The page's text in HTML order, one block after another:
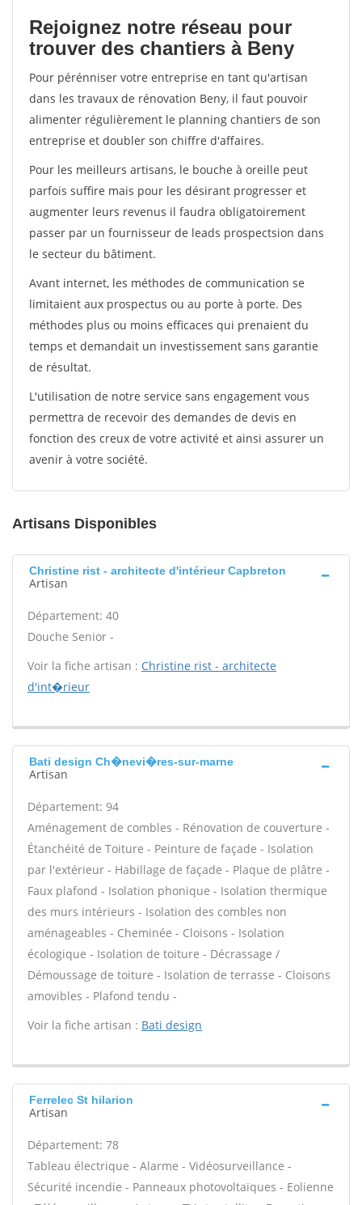
Rejoignez notre réseau pour
trouver des chantiers à Beny
Pour pérénniser votre entreprise en tant qu'artisan
dans les travaux de rénovation Beny, il faut pouvoir
alimenter régulièrement le planning chantiers de son
entreprise et doubler son chiffre d'affaires.
Pour les meilleurs artisans, le bouche à oreille peut
parfois suffire mais pour les désirant progresser et
augmenter leurs revenus il faudra obligatoirement
passer par un fournisseur de leads prospectsion dans
le secteur du bâtiment.
Avant internet, les méthodes de communication se
limitaient aux prospectus ou au porte à porte. Des
méthodes plus ou moins efficaces qui prenaient du
temps et demandait un investissement sans garantie
de résultat.
L'utilisation de notre service sans engagement vous
permettra de recevoir des demandes de devis en
fonction des creux de votre activité et ainsi assurer un
avenir à votre société.
Artisans Disponibles
Christine rist - architecte d'intérieur Capbreton
Artisan
Département: 40
Douche Senior -
Voir la fiche artisan : Christine rist - architecte
d'int�rieur
Bati design Ch�nevi�res-sur-marne
Artisan
Département: 94
Aménagement de combles - Rénovation de couverture -
Étanchéité de Toiture - Peinture de façade - Isolation
par l'extérieur - Habillage de façade - Plaque de plâtre -
Faux plafond - Isolation phonique - Isolation thermique
des murs intérieurs - Isolation des combles non
aménageables - Cheminée - Cloisons - Isolation
écologique - Isolation de toiture - Décrassage /
Démoussage de toiture - Isolation de terrasse - Cloisons
amovibles - Plafond tendu -
Voir la fiche artisan : Bati design
Ferrelec St hilarion
Artisan
Département: 78
Tableau électrique - Alarme - Vidéosurveillance -
Sécurité incendie - Panneaux photovoltaïques - Eolienne